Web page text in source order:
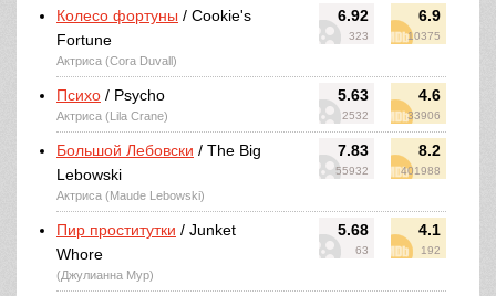
6.92
323
6.9
10375
Колесо фортуны / Cookie's
Fortune
Актриса (Cora Duvall)
5.63
2532
4.6
33906
Психо / Psycho
Актриса (Lila Crane)
7.83
55932
8.2
401988
Большой Лебовски / The Big
Lebowski
Актриса (Maude Lebowski)
5.68
63
4.1
192
Пир проститутки / Junket
Whore
(Джулианна Мур)